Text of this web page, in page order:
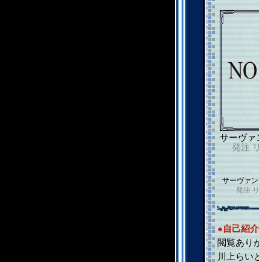
サーヴァ
発注
サーヴァ
発注
●自己紹
閲覧あり
川上らい